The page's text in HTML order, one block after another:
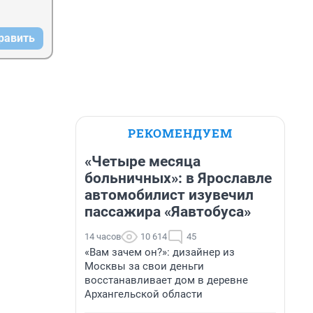
РЕКОМЕНДУЕМ
«Четыре месяца
больничных»: в Ярославле
автомобилист изувечил
пассажира «Яавтобуса»
14 часов 10 614 45
«Вам зачем он?»: дизайнер из
Москвы за свои деньги
восстанавливает дом в деревне
Архангельской области